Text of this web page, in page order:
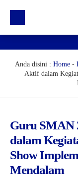
Profil
Prestasi
Saluran Resmi WA
Anda disini : Home-
Aktif dalam
Guru SMAN
dalam
Show
Mendalam